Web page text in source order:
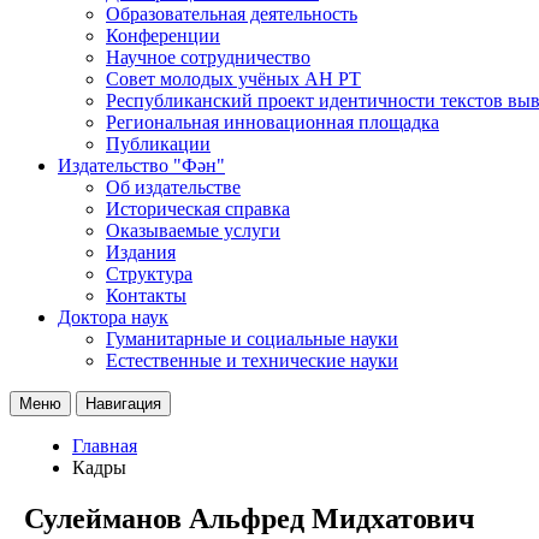
Образовательная деятельность
Конференции
Научное сотрудничество
Совет молодых учёных АН РТ
Республиканский проект идентичности текстов
Региональная инновационная площадка
Публикации
Издательство "Фән"
Об издательстве
Историческая справка
Оказываемые услуги
Издания
Структура
Контакты
Доктора наук
Гуманитарные и социальные науки
Естественные и технические науки
Меню Навигация
Главная
Кадры
Сулейманов Альфред Мидхатович